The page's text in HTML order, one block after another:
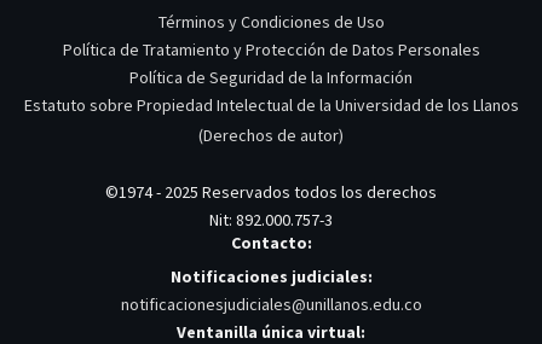
Términos y Condiciones de Uso
Política de Tratamiento y Protección de Datos Personales
Política de Seguridad de la Información
Estatuto sobre Propiedad Intelectual de la Universidad de los Llanos
(Derechos de autor)
©1974 - 2025 Reservados todos los derechos
Nit: 892.000.757-3
Contacto:
Notificaciones judiciales:
notificacionesjudiciales@unillanos.edu.co
Ventanilla única virtual: